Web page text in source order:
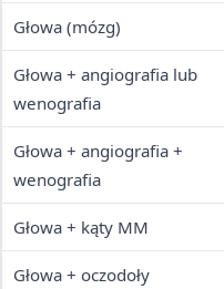
Głowa (mózg)
Głowa + angiografia lub
wenografia
Głowa + angiografia +
wenografia
Głowa + kąty MM
Głowa + oczodoły